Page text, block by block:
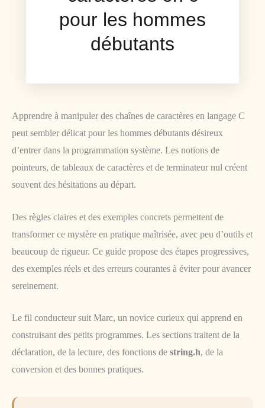
pour les hommes
débutants
Apprendre à manipuler des chaînes de caractères en langage C
peut sembler délicat pour les hommes débutants désireux
d’entrer dans la programmation système. Les notions de
pointeurs, de tableaux de caractères et de terminateur nul créent
souvent des hésitations au départ.
Des règles claires et des exemples concrets permettent de
transformer ce mystère en pratique maîtrisée, avec peu d’outils et
beaucoup de rigueur. Ce guide propose des étapes progressives,
des exemples réels et des erreurs courantes à éviter pour avancer
sereinement.
Le fil conducteur suit Marc, un novice curieux qui apprend en
construisant des petits programmes. Les sections traitent de la
déclaration, de la lecture, des fonctions de string.h, de la
conversion et des bonnes pratiques.